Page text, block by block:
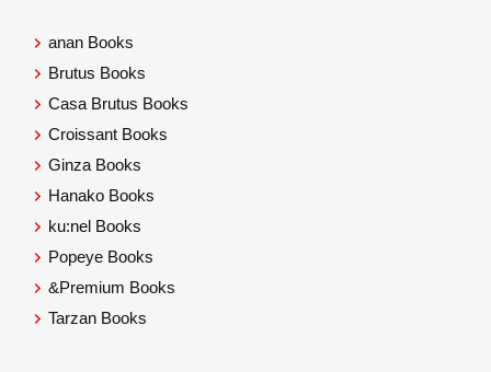
anan Books
Brutus Books
Casa Brutus Books
Croissant Books
Ginza Books
Hanako Books
ku:nel Books
Popeye Books
&Premium Books
Tarzan Books